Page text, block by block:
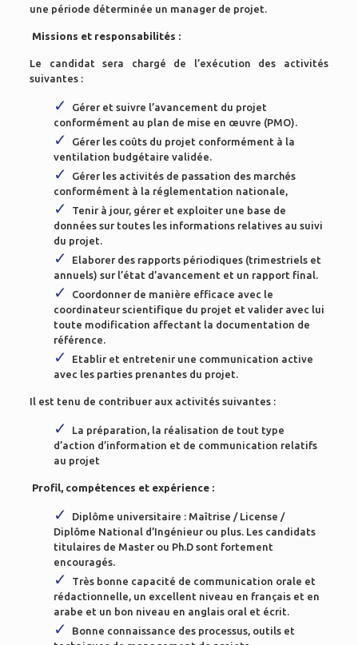
une période déterminée un manager de projet.
Missions et responsabilités :
Le candidat sera chargé de l’exécution des activités
suivantes :
Gérer et suivre l’avancement du projet
conformément au plan de mise en œuvre (PMO).
Gérer les coûts du projet conformément à la
ventilation budgétaire validée.
Gérer les activités de passation des marchés
conformément à la réglementation nationale,
Tenir à jour, gérer et exploiter une base de
données sur toutes les informations relatives au suivi
du projet.
Elaborer des rapports périodiques (trimestriels et
annuels) sur l’état d’avancement et un rapport final.
Coordonner de manière efficace avec le
coordinateur scientifique du projet et valider avec lui
toute modification affectant la documentation de
référence.
Etablir et entretenir une communication active
avec les parties prenantes du projet.
Il est tenu de contribuer aux activités suivantes :
La préparation, la réalisation de tout type
d’action d’information et de communication relatifs
au projet
Profil, compétences et expérience :
Diplôme universitaire : Maîtrise / License /
Diplôme National d’Ingénieur ou plus. Les candidats
titulaires de Master ou Ph.D sont fortement
encouragés.
Très bonne capacité de communication orale et
rédactionnelle, un excellent niveau en français et en
arabe et un bon niveau en anglais oral et écrit.
Bonne connaissance des processus, outils et